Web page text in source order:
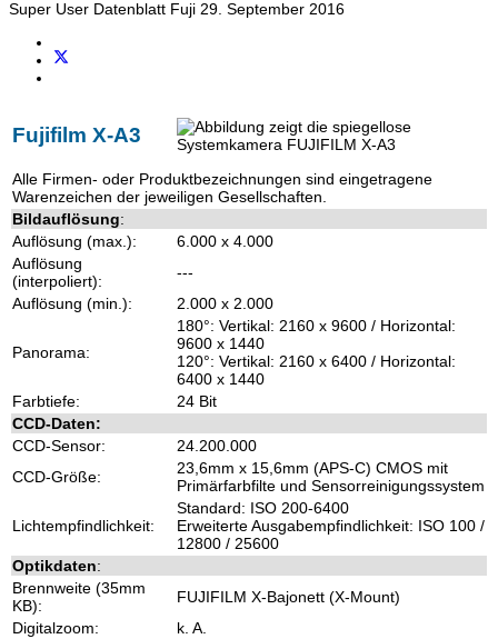
Super User Datenblatt Fuji 29. September 2016
Fujifilm X-A3
Alle Firmen- oder Produktbezeichnungen sind eingetragene
Warenzeichen der jeweiligen Gesellschaften.
Bildauflösung:
Auflösung (max.):
6.000 x 4.000
Auflösung
(interpoliert):
---
Auflösung (min.):
2.000 x 2.000
Panorama:
180°: Vertikal: 2160 x 9600 / Horizontal:
9600 x 1440
120°: Vertikal: 2160 x 6400 / Horizontal:
6400 x 1440
Farbtiefe:
24 Bit
CCD-Daten:
CCD-Sensor:
24.200.000
CCD-Größe:
23,6mm x 15,6mm (APS-C) CMOS mit
Primärfarbfilte und Sensorreinigungssystem
Lichtempfindlichkeit:
Standard: ISO 200-6400
Erweiterte Ausgabempfindlichkeit: ISO 100 /
12800 / 25600
Optikdaten:
Brennweite (35mm
KB):
FUJIFILM X-Bajonett (X-Mount)
Digitalzoom:
k. A.